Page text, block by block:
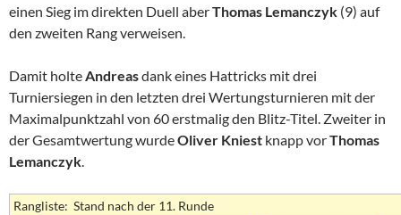
einen Sieg im direkten Duell aberThomas Lemanczyk (9) auf
den zweiten Rang verweisen.
Damit holteAndreasdank eines Hattricks mit drei
Turniersiegen in den letzten drei Wertungsturnieren mit der
Maximalpunktzahl von 60 erstmalig den Blitz-Titel. Zweiter in
der Gesamtwertung wurdeOliver Kniest knapp vorThomas
Lemanczyk.
Rangliste: Stand nach der 11. Runde